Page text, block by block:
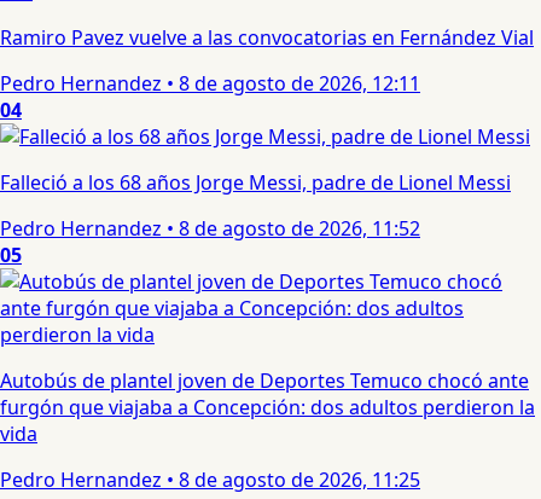
Ramiro Pavez vuelve a las convocatorias en Fernández Vial
Pedro Hernandez • 8 de agosto de 2026, 12:11
04
Falleció a los 68 años Jorge Messi, padre de Lionel Messi
Pedro Hernandez • 8 de agosto de 2026, 11:52
05
Autobús de plantel joven de Deportes Temuco chocó ante
furgón que viajaba a Concepción: dos adultos perdieron la
vida
Pedro Hernandez • 8 de agosto de 2026, 11:25